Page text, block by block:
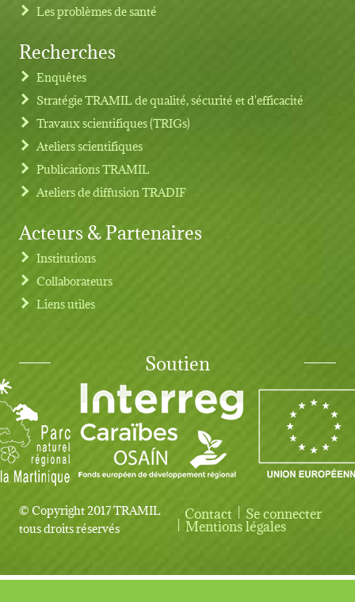
Footer menu
Les problèmes de santé
Recherches
Enquêtes
Stratégie TRAMIL de qualité, sécurité et d'efficacité
Travaux scientifiques (TRIGs)
Ateliers scientifiques
Publications TRAMIL
Ateliers de diffusion TRADIF
Acteurs & Partenaires
Institutions
Collaborateurs
Liens utiles
Soutien
© Copyright 2017 TRAMIL
tous droits réservés
User account menu
Contact Se connecter
Mentions légales